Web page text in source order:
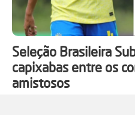
Seleção Brasileira
capixabas entre os
amistosos